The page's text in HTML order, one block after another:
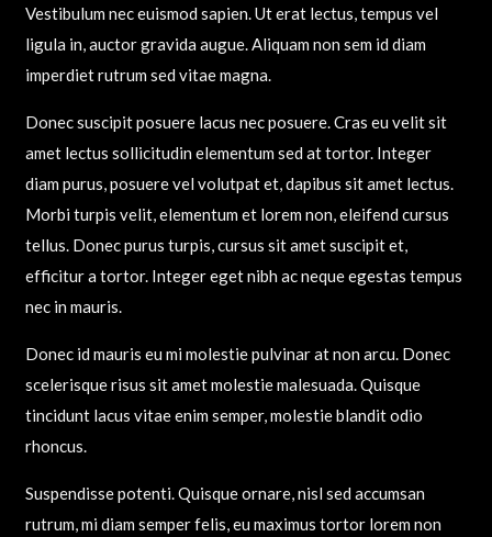
Vestibulum nec euismod sapien. Ut erat lectus, tempus vel
ligula in, auctor gravida augue. Aliquam non sem id diam
imperdiet rutrum sed vitae magna.
Donec suscipit posuere lacus nec posuere. Cras eu velit sit
amet lectus sollicitudin elementum sed at tortor. Integer
diam purus, posuere vel volutpat et, dapibus sit amet lectus.
Morbi turpis velit, elementum et lorem non, eleifend cursus
tellus. Donec purus turpis, cursus sit amet suscipit et,
efficitur a tortor. Integer eget nibh ac neque egestas tempus
nec in mauris.
Donec id mauris eu mi molestie pulvinar at non arcu. Donec
scelerisque risus sit amet molestie malesuada. Quisque
tincidunt lacus vitae enim semper, molestie blandit odio
rhoncus.
Suspendisse potenti. Quisque ornare, nisl sed accumsan
rutrum, mi diam semper felis, eu maximus tortor lorem non